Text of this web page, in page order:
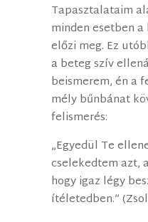
Tapasztalataim
minden esetben
előzi meg. Ez
a beteg szív
beismerem, én a
mély bűnbánat
felismerés:
„Egyedül Te
cselekedtem azt,
hogy igaz légy
ítéletedben.”